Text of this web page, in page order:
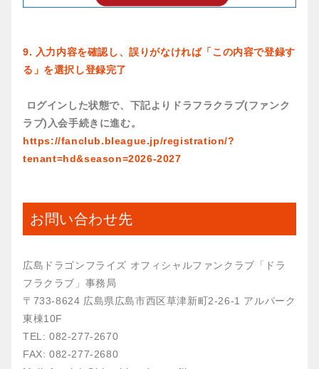
9. 入力内容を確認し、誤りがなければ「この内容で登録す
る」を選択し登録完了
ログインした状態で、下記よりドラフラクラブ(ファンク
ラブ)入会手続きに進む。
https://fanclub.bleague.jp/registration/?
tenant=hd&season=2026-2027
お問い合わせ先
広島ドラゴンフライズ オフィシャルファンクラブ「ドラ
フラクラブ」事務局
〒733-8624 広島県広島市西区草津新町2-26-1 アルパーク
東棟10F
TEL: 082-277-2670
FAX: 082-277-2680